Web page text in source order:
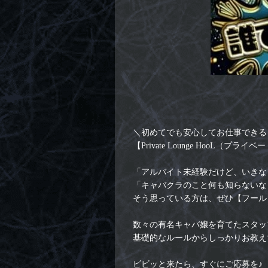
＼初めてでも安心してお仕事でき
【Private Lounge HooL（プライベ
「アルバイト未経験だけど、いき
「キャバクラのこと何も知らない
そう思っている方は、ぜひ【フー
数々の有名キャバ嬢を育てたスタ
基礎的なルールからしっかりお教
ビビッと来たら、すぐにご応募を♪